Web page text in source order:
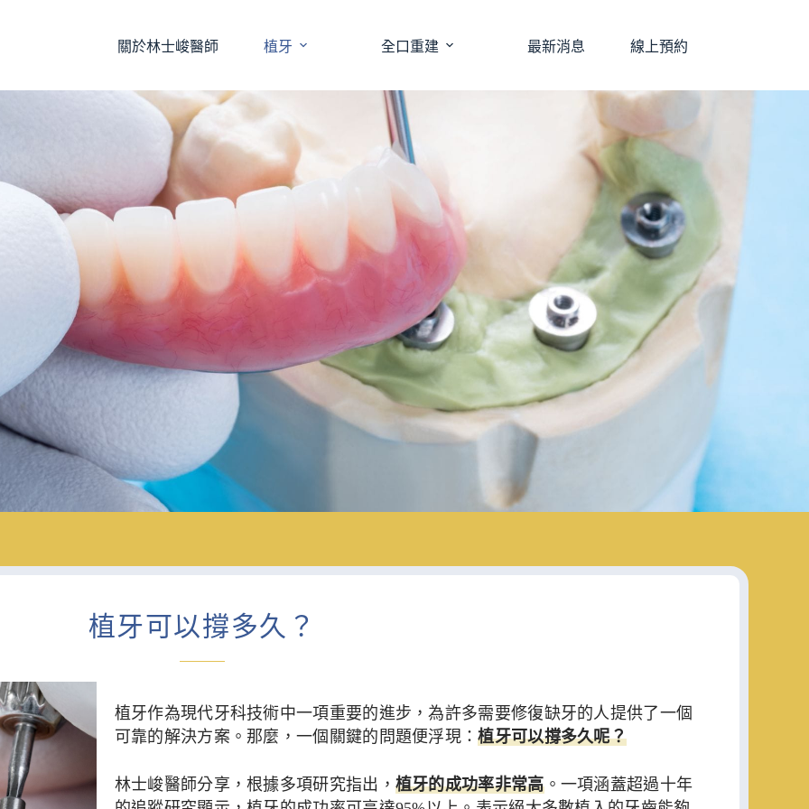
關於林士峻醫師 植牙 全口重建 最新消息 線上預約
植牙可以撐多久？
植牙作為現代牙科技術中一項重要的進步，為許多需要修復缺牙的人提供了一個
可靠的解決方案。那麼，一個關鍵的問題便浮現：植牙可以撐多久呢？
林士峻醫師分享，根據多項研究指出， 植牙的成功率非常高。一項涵蓋超過十年